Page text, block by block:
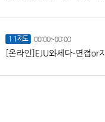
1:1지도 00:00~00:00
[온라인]EJU와세다-면접or